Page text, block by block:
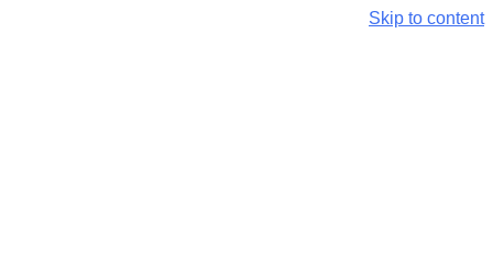
Skip to content